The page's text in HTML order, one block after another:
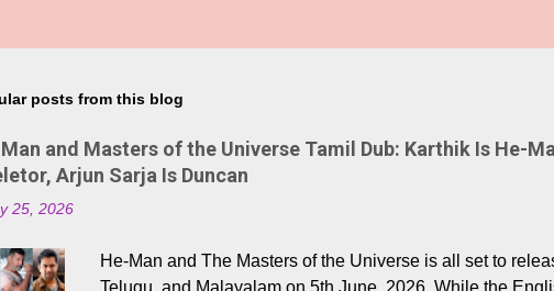
posts from this blog
and Masters of the Universe Tamil Dub: Karthik Is He-
Arjun Sarja Is Duncan
25, 2026
He-Man and The Masters of the Universe is all set to
Telugu, and Malayalam on 5th June, 2026. While the